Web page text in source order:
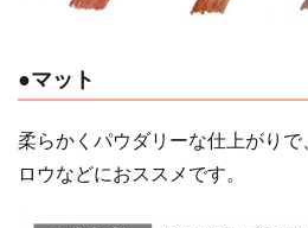
●マット
柔らかくパウダリーな仕上がり
ロウなどにおススメです。